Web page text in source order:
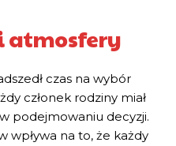
atmosfery
czas na wybór
członek rodziny miał
podejmowaniu decyzji.
wpływa na to, że każdy